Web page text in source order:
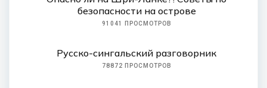
безопасности на острове
91041 ПРОСМОТРОВ
Русско-сингальский разговорник
78872 ПРОСМОТРОВ